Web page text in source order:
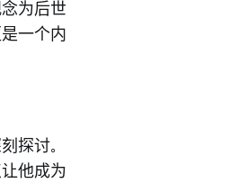
为后世
一个内
探讨。
他成为